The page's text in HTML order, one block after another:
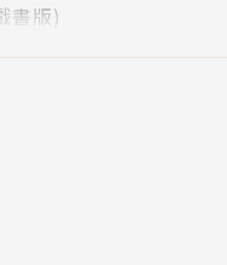
書版)